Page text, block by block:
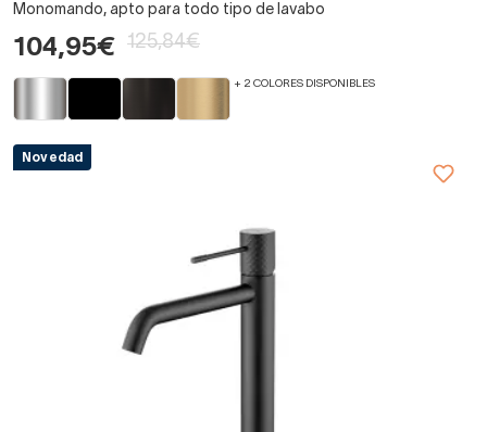
Monomando, apto para todo tipo de lavabo
104,95€ 125,84€
+ 2 COLORES DISPONIBLES
Novedad